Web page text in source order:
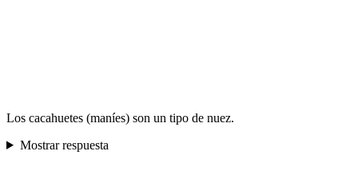
Los cacahuetes (maníes) son un tipo de nuez.
Mostrar respuesta